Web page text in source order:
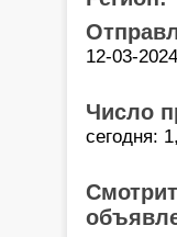
12-03-
Число
сегодня: